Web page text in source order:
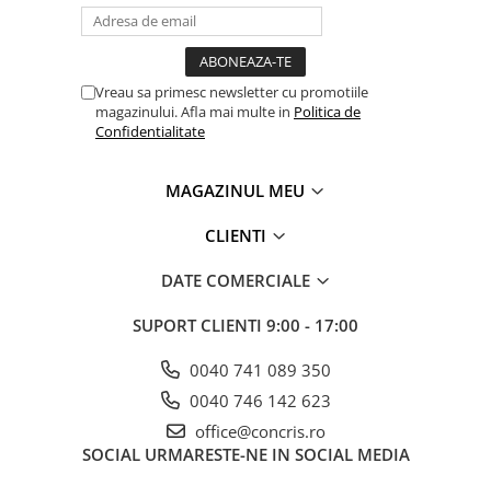
Vreau sa primesc newsletter cu promotiile
magazinului. Afla mai multe in Politica de
Confidentialitate
MAGAZINUL MEU
CLIENTI
DATE COMERCIALE
SUPORT CLIENTI 9:00 - 17:00
0040 741 089 350
0040 746 142 623
office@concris.ro
SOCIAL URMARESTE-NE IN SOCIAL MEDIA